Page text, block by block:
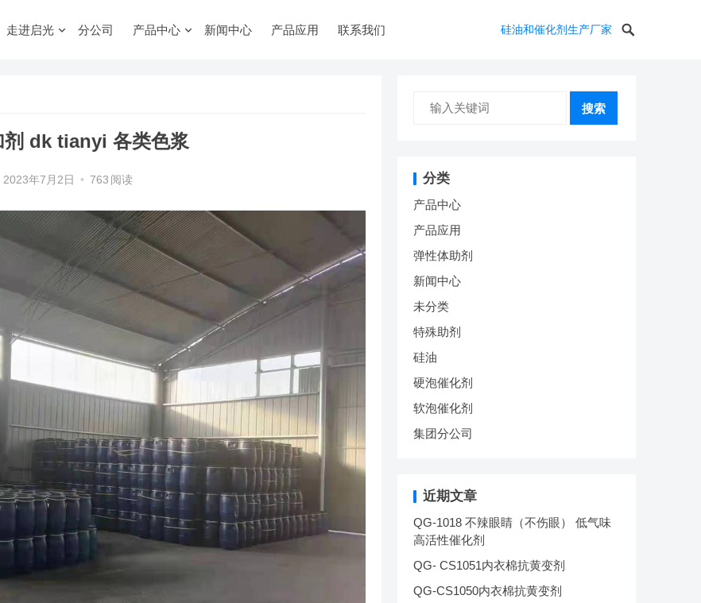
走进启光 分公司 产品中心 新闻中心 产品应用 联系我们 硅油和催化剂生产厂家
剂 dk tianyi 各类色浆
2023年7月2日 • 763 阅读
搜索
分类
产品中心
产品应用
弹性体助剂
新闻中心
未分类
特殊助剂
硅油
硬泡催化剂
软泡催化剂
集团分公司
近期文章
QG-1018 不辣眼睛（不伤眼） 低气味
高活性催化剂
QG- CS1051内衣棉抗黄变剂
QG-CS1050内衣棉抗黄变剂